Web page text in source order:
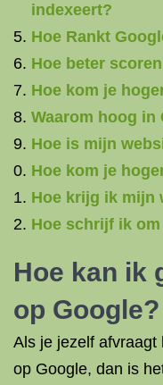
indexeert?
Hoe Rankt
Hoe beter
Hoe kom je
Waarom hoog in
Hoe is mijn
Hoe kom je
Hoe krijg ik mijn
Hoe schrijf ik
Hoe kan ik
op Google?
Als je jezelf afvraagt
op Google, dan is